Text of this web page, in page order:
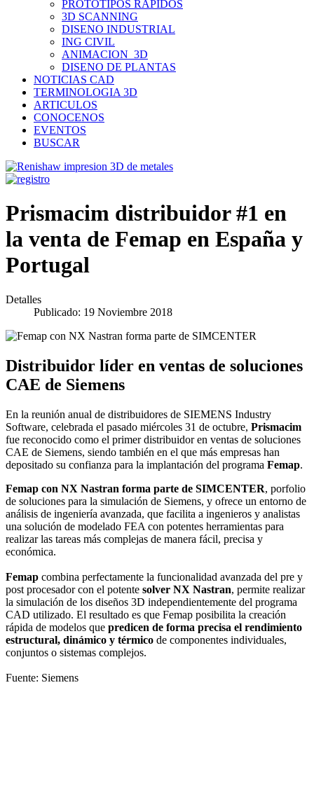
PROTOTIPOS RAPIDOS
3D SCANNING
DISENO INDUSTRIAL
ING CIVIL
ANIMACION_3D
DISENO DE PLANTAS
NOTICIAS CAD
TERMINOLOGIA 3D
ARTICULOS
CONOCENOS
EVENTOS
BUSCAR
Prismacim distribuidor #1 en
la venta de Femap en España y
Portugal
Detalles
Publicado: 19 Noviembre 2018
Distribuidor líder en ventas de soluciones
CAE de Siemens
En la reunión anual de distribuidores de SIEMENS Industry
Software, celebrada el pasado miércoles 31 de octubre, Prismacim
fue reconocido como el primer distribuidor en ventas de soluciones
CAE de Siemens, siendo también en el que más empresas han
depositado su confianza para la implantación del programa Femap.
Femap con NX Nastran forma parte de SIMCENTER, porfolio
de soluciones para la simulación de Siemens, y ofrece un entorno de
análisis de ingeniería avanzada, que facilita a ingenieros y analistas
una solución de modelado FEA con potentes herramientas para
realizar las tareas más complejas de manera fácil, precisa y
económica.
Femap combina perfectamente la funcionalidad avanzada del pre y
post procesador con el potente solver NX Nastran, permite realizar
la simulación de los diseños 3D independientemente del programa
CAD utilizado. El resultado es que Femap posibilita la creación
rápida de modelos que predicen de forma precisa el rendimiento
estructural, dinámico y térmico de componentes individuales,
conjuntos o sistemas complejos.
Fuente: Siemens